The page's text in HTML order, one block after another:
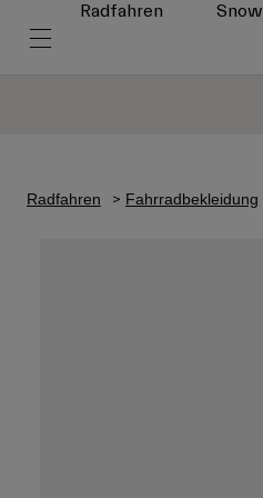
Radfahren Snow
Radfahren Fahrradbekleidung